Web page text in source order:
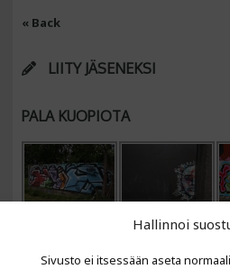
Hallinnoi
Sivusto ei itsessään aseta
« Back
LIITY JÄSENEKSI
PALA KUOPIOTA